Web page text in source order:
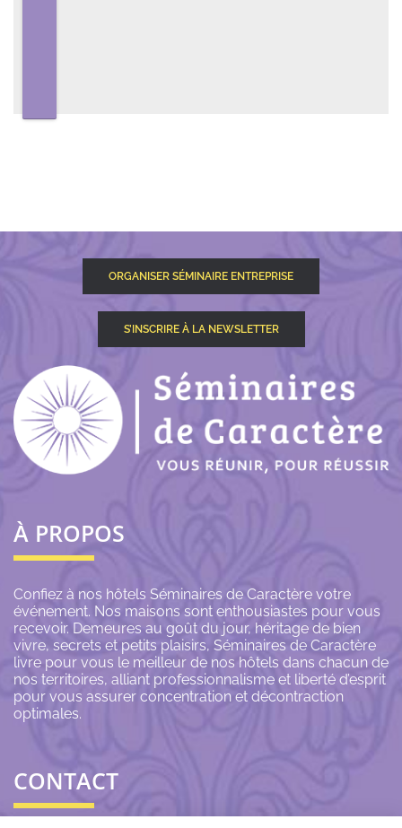
ORGANISER SÉMINAIRE ENTREPRISE
S’INSCRIRE À LA NEWSLETTER
À PROPOS
Confiez à nos hôtels Séminaires de Caractère votre
événement. Nos maisons sont enthousiastes pour vous
recevoir. Demeures au goût du jour, héritage de bien
vivre, secrets et petits plaisirs, Séminaires de Caractère
livre pour vous le meilleur de nos hôtels dans chacun de
nos territoires, alliant professionnalisme et liberté d’esprit
pour vous assurer concentration et décontraction
optimales.
CONTACT